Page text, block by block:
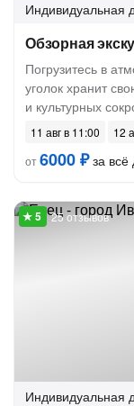
Индивидуальная
Обзорная
Погрузитесь в
уголок хранит
и культурных
11 авг в 11:00
12
от6000 ₽за всё
25 отзывов
Индивидуальная